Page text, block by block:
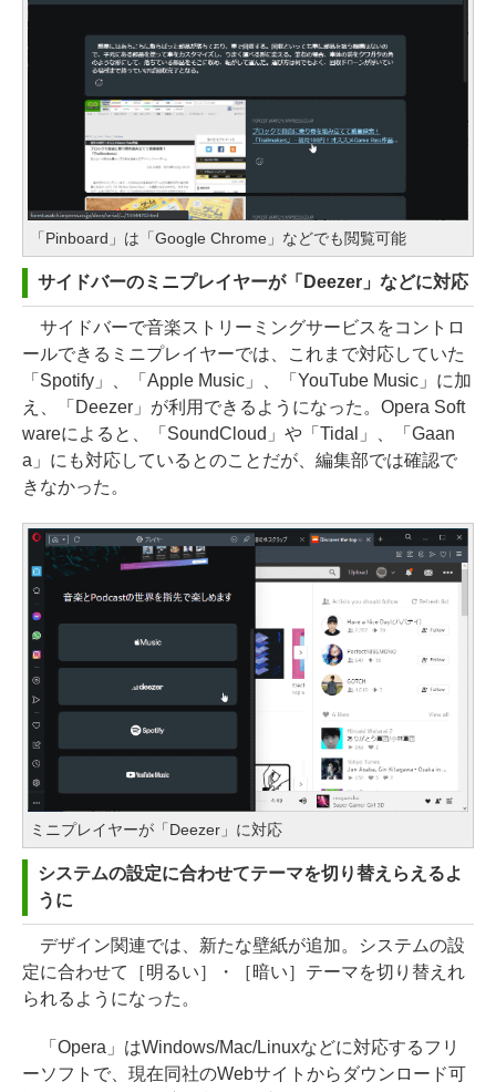
「Pinboard」は「Google Chrome」などでも閲覧可能
サイドバーのミニプレイヤーが「Deezer」などに対応
サイドバーで音楽ストリーミングサービスをコントロ
ールできるミニプレイヤーでは、これまで対応していた
「Spotify」、「Apple Music」、「YouTube Music」に加
え、「Deezer」が利用できるようになった。Opera Soft
wareによると、「SoundCloud」や「Tidal」、「Gaan
a」にも対応しているとのことだが、編集部では確認で
きなかった。
ミニプレイヤーが「Deezer」に対応
システムの設定に合わせてテーマを切り替えらえるよ
うに
デザイン関連では、新たな壁紙が追加。システムの設
定に合わせて［明るい］・［暗い］テーマを切り替えれ
られるようになった。
「Opera」はWindows/Mac/Linuxなどに対応するフリ
ーソフトで、現在同社のWebサイトからダウンロード可